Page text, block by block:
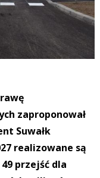
zaproponował
Suwałk
realizowane są
przejść dla